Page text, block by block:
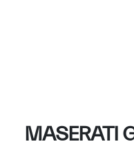
MASERATI